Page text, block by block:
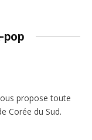
pop
propose toute
Corée du Sud.